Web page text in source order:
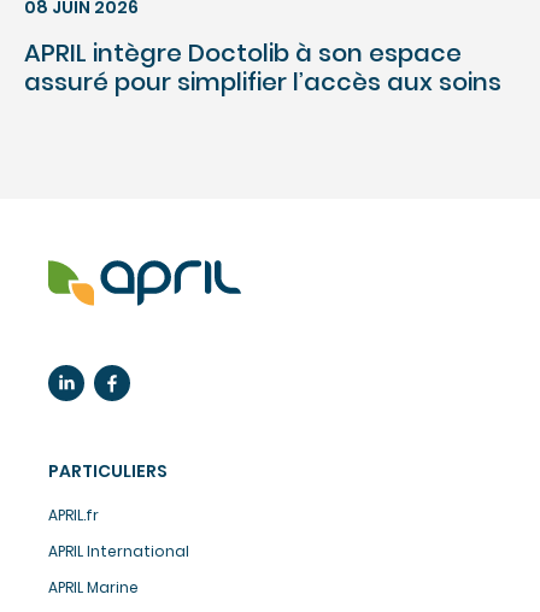
08 JUIN 2026
APRIL intègre Doctolib à son espace
assuré pour simplifier l’accès aux soins
PARTICULIERS
APRIL.fr
APRIL International
APRIL Marine